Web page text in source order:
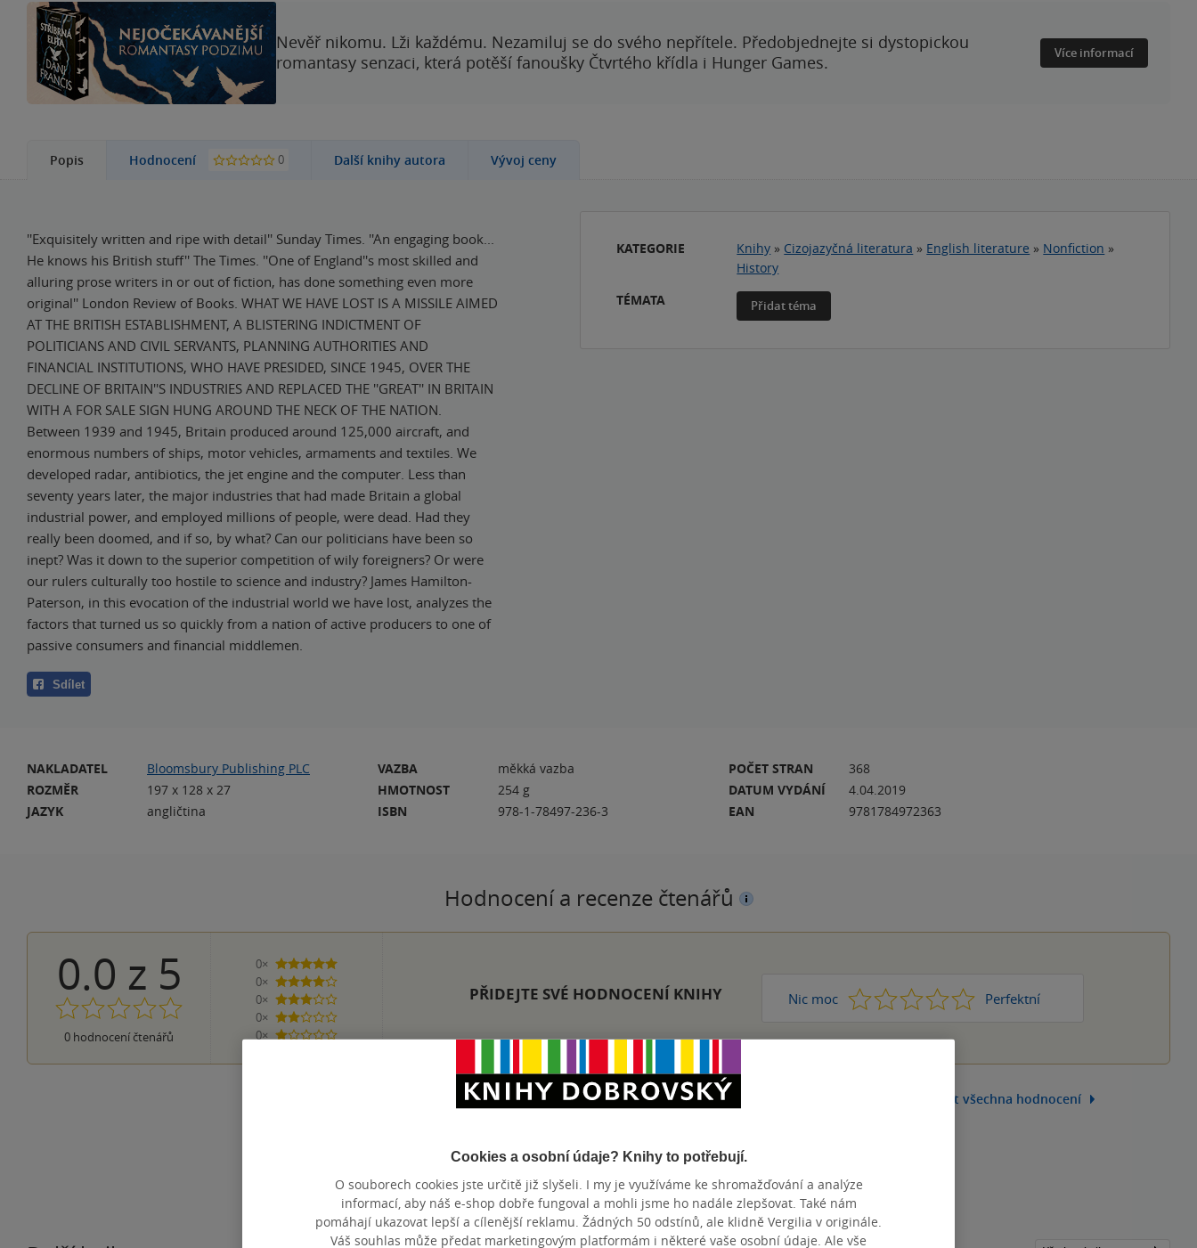
Nevěř nikomu. Lži každému. Nezamiluj se do svého nepřítele. Předobjednejte si dystopickou
romantasy senzaci, která potěší fanoušky Čtvrtého křídla i Hunger Games.
Více informací
Popis Hodnocení 0 Další knihy autora Vývoj ceny
''Exquisitely written and ripe with detail'' Sunday Times. ''An engaging book...
He knows his British stuff'' The Times. ''One of England''s most skilled and
alluring prose writers in or out of fiction, has done something even more
original'' London Review of Books. WHAT WE HAVE LOST IS A MISSILE AIMED
AT THE BRITISH ESTABLISHMENT, A BLISTERING INDICTMENT OF
POLITICIANS AND CIVIL SERVANTS, PLANNING AUTHORITIES AND
FINANCIAL INSTITUTIONS, WHO HAVE PRESIDED, SINCE 1945, OVER THE
DECLINE OF BRITAIN''S INDUSTRIES AND REPLACED THE ''GREAT'' IN BRITAIN
WITH A FOR SALE SIGN HUNG AROUND THE NECK OF THE NATION.
Between 1939 and 1945, Britain produced around 125,000 aircraft, and
enormous numbers of ships, motor vehicles, armaments and textiles. We
developed radar, antibiotics, the jet engine and the computer. Less than
seventy years later, the major industries that had made Britain a global
industrial power, and employed millions of people, were dead. Had they
really been doomed, and if so, by what? Can our politicians have been so
inept? Was it down to the superior competition of wily foreigners? Or were
our rulers culturally too hostile to science and industry? James Hamilton-
Paterson, in this evocation of the industrial world we have lost, analyzes the
factors that turned us so quickly from a nation of active producers to one of
passive consumers and financial middlemen.
Sdílet
KATEGORIE Knihy » Cizojazyčná literatura » English literature » Nonfiction »
History
TÉMATA
Přidat téma
NAKLADATEL
Bloomsbury Publishing PLC
ROZMĚR
197 x 128 x 27
JAZYK
angličtina
VAZBA
měkká vazba
HMOTNOST
254 g
ISBN
978-1-78497-236-3
POČET STRAN
368
DATUM VYDÁNÍ
4.04.2019
EAN
9781784972363
Hodnocení a recenze čtenářů
0.0 z 5
0 hodnocení čtenářů
0×
5 hvězdiček
0×
4 hvězdičky
0×
3 hvězdičky
0×
2 hvězdičky
0×
1 hvezdička
PŘIDEJTE SVÉ HODNOCENÍ KNIHY Nic moc 1 2 3 4 Perfektní
5
Zobrazit všechna hodnocení
Přidat hodnocení
Cookies a osobní údaje? Knihy to potřebují.
O souborech cookies jste určitě již slyšeli. I my je využíváme ke shromažďování a analýze
informací, aby náš e-shop dobře fungoval a mohli jsme ho nadále zlepšovat. Také nám
pomáhají ukazovat lepší a cílenější reklamu. Žádných 50 odstínů, ale klidně Vergilia v originále.
Váš souhlas může předat marketingovým platformám i některé vaše osobní údaje. Ale vše